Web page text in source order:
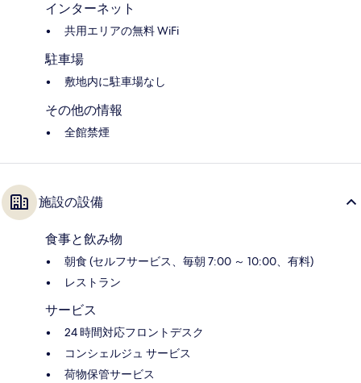
インターネット
共用エリアの無料 WiFi
駐車場
敷地内に駐車場なし
その他の情報
全館禁煙
施設の設備
食事と飲み物
朝食 (セルフサービス、毎朝 7:00 ～ 10:00、有料)
レストラン
サービス
24 時間対応フロントデスク
コンシェルジュ サービス
荷物保管サービス